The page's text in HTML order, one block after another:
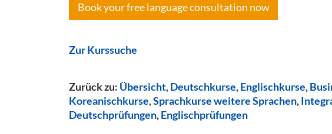
Book your free language consultation now
Zur Kurssuche
Zurück zu: Übersicht,Deutschkurse,Englischkurse,
Koreanischkurse,Sprachkurse weitere Sprachen,
Deutschprüfungen,Englischprüfungen